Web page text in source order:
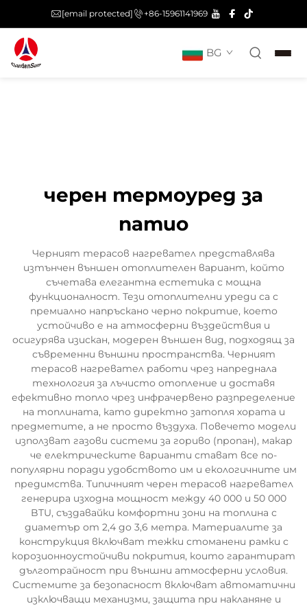
[email protected] +86-15961141969
BG
черен термоуред за
патио
Черният терасов нагревател представлява
изтънчен външен отоплителен вариант, който
съчетава елегантна естетика с мощна
функционалност. Тези отоплителни уреди са с
премиално напръскано черно покритие, което
устойчиво е на атмосферни въздействия и
осигурява изискан, модерен външен вид, подходящ за
съвременни външни пространства. Черният
терасов нагревател работи чрез напреднала
технология за лъчисто отопление и доставя
ефективно топло чрез инфрачервено разпределение
на топлината, като директно затопля хората и
предметите, а не просто въздуха. Повечето модели
използват газови системи за гориво (пропан), макар
че електрическите варианти стават все по-
популярни поради удобството им и екологичните им
предимства. Типичният черен терасов нагревател
генерира изходна мощност между 40 000 и 50 000
BTU, създавайки комфортни зони на топлина с
диаметър от 2,4 до 3,6 метра. Материалите за
конструкция включват тежки стоманени рамки с
корозионноустойчиви покрития, които гарантират
дълготрайност при външни атмосферни условия.
Системите за безопасност включват автоматични
изключващи механизми, защита при накланяне и